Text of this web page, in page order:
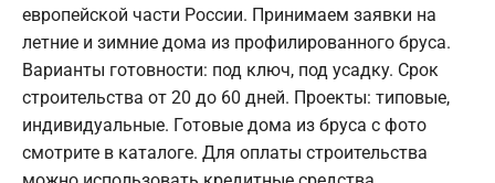
европейской части России. Принимаем заявки на
летние и зимние дома из профилированного бруса.
Варианты готовности: под ключ, под усадку. Срок
строительства от 20 до 60 дней. Проекты: типовые,
индивидуальные. Готовые дома из бруса с фото
смотрите в каталоге. Для оплаты строительства